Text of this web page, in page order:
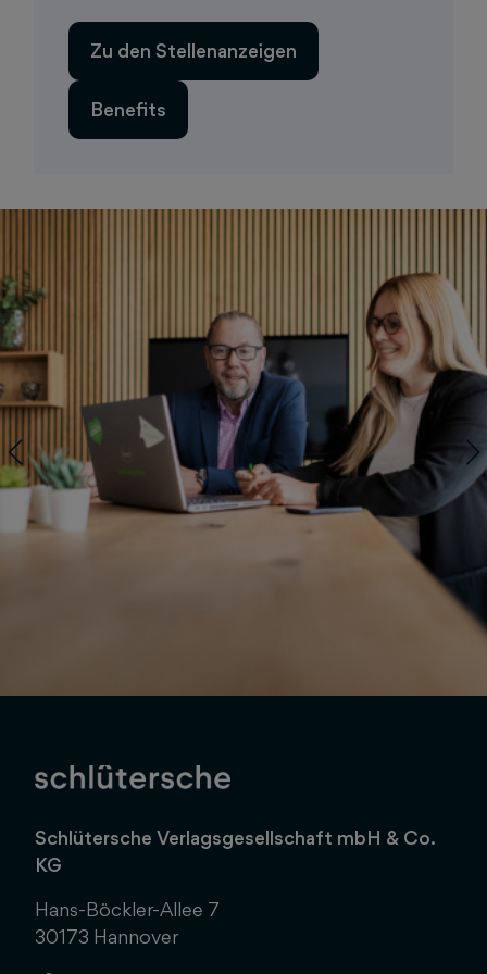
Zu den Stellenanzeigen
Benefits
Schlütersche Verlagsgesellschaft mbH & Co.
KG
Hans-Böckler-Allee 7
30173 Hannover